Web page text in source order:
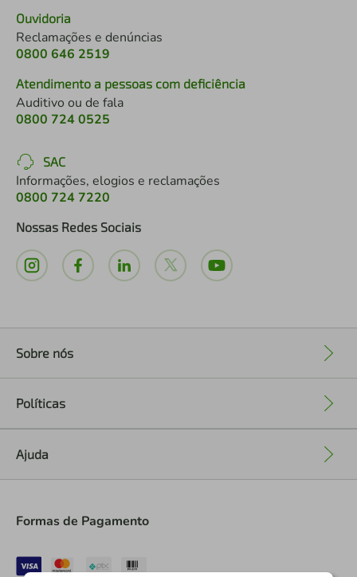
Ouvidoria
Reclamações e denúncias
0800 646 2519
Atendimento a pessoas com deficiência
Auditivo ou de fala
0800 724 0525
SAC
Informações, elogios e reclamações
0800 724 7220
Nossas Redes Sociais
Sobre nós
Políticas
Ajuda
Formas de Pagamento